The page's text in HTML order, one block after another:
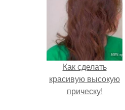
Как сделать
красивую высокую
прическу!